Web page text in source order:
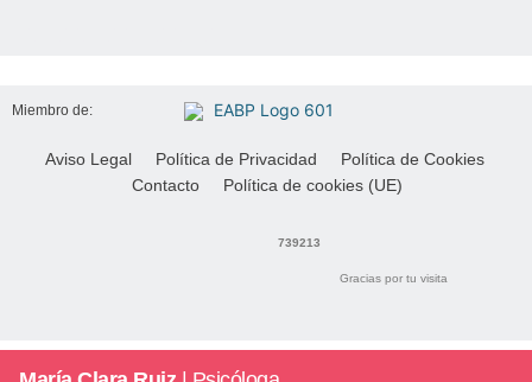
Miembro de:
Aviso Legal Política de Privacidad
Política de Cookies
Contacto
Política de cookies (UE)
739213
Gracias por tu visita